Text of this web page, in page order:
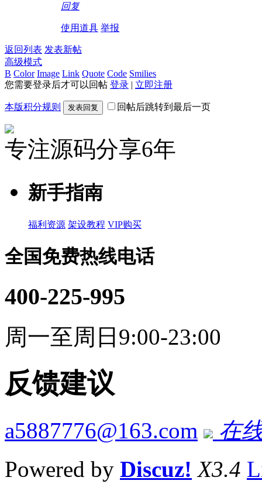
回复
使用道具 举报
返回列表 发表新帖
高级模式
B Color Image Link Quote Code Smilies
您需要登录后才可以回帖 登录 | 立即注册
本版积分规则 发表回复 回帖后跳转到最后一页
专注源码分享6年
新手指南
福利资源 架设教程 VIP购买
全国免费热线电话
400-225-995
周一至周日9:00-23:00
反馈建议
a5887776@163.com
在
Powered by Discuz! X3.4